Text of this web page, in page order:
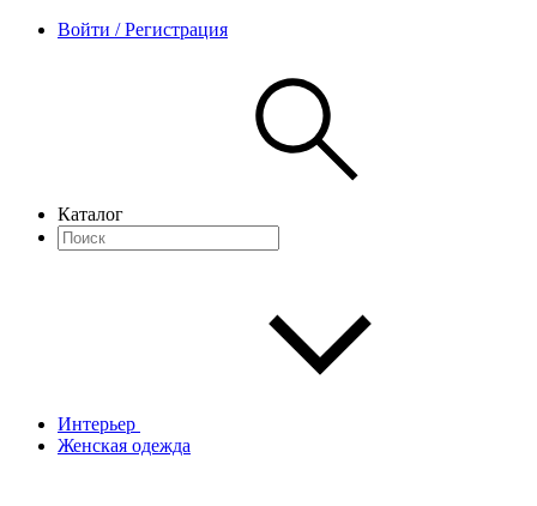
Войти / Регистрация
Каталог
Интерьер
Женская одежда